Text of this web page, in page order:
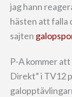
jag hann
hästen att falla
sajten
P-A kommer
Direkt” i TV12